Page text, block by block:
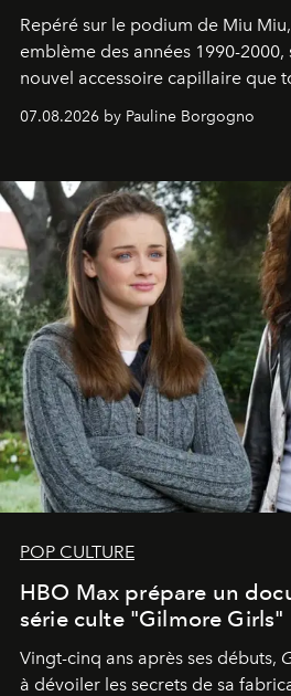
Repéré sur le podium de Miu
emblème des années 1990-
nouvel accessoire capillaire que
s'arrachent déjà.
07.08.2026 by Pauline Borgogno
POP CULTURE
HBO Max prépare un
série culte "Gilmore Girls"
Vingt-cinq ans après ses débuts,
à dévoiler les secrets de sa